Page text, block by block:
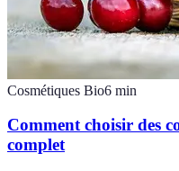
Cosmétiques Bio6 min
Comment choisir des
complet